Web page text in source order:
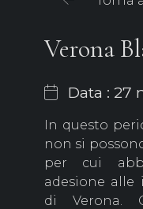
Verona
Data : 27
In questo
non si
per cui
adesione alle
di Verona.